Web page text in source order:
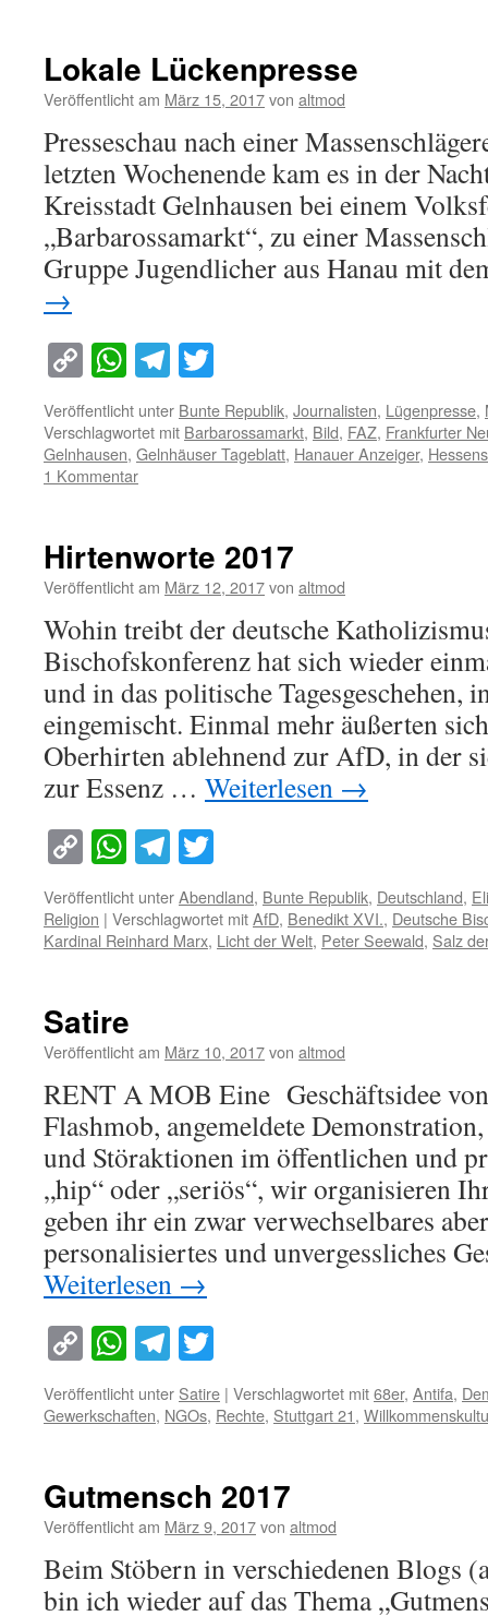
Lokale Lückenpresse
Veröffentlicht am März 15, 2017von altmod
Presseschau nach einer
letzten Wochenende kam es in der
Kreisstadt Gelnhausen bei einem
„Barbarossamarkt“, zu einer
Gruppe Jugendlicher aus Hanau mit
→
Copy
Link
WhatsApp
Telegram
Veröffentlicht unter Bunte Republik, Journalisten, Lügenpresse,
Verschlagwortet mit Barbarossamarkt, Bild, FAZ, Frankfurter
Gelnhausen, Gelnhäuser Tageblatt, Hanauer Anzeiger,
1 Kommentar
Hirtenworte 2017
Veröffentlicht am März 12, 2017von altmod
Wohin treibt der deutsche
Bischofskonferenz hat sich wieder
und in das politische Tagesgeschehen,
eingemischt. Einmal mehr äußerten
Oberhirten ablehnend zur AfD, in der
zur Essenz … Weiterlesen →
Copy
Link
WhatsApp
Telegram
Veröffentlicht unterAbendland, Bunte Republik, Deutschland,
Religion | Verschlagwortet mitAfD, Benedikt XVI., Deutsche
Kardinal Reinhard Marx, Licht der Welt, Peter Seewald, Salz
Satire
Veröffentlicht am März 10, 2017von altmod
RENT A MOB Eine Geschäftsidee
Flashmob, angemeldete
und Störaktionen im öffentlichen und
„hip“ oder „seriös“, wir organisieren
geben ihr ein zwar verwechselbares
personalisiertes und unvergessliches
Weiterlesen →
Copy
Link
WhatsApp
Telegram
Veröffentlicht unter Satire | Verschlagwortet mit68er, Antifa,
Gewerkschaften, NGOs, Rechte, Stuttgart 21,
Gutmensch 2017
Veröffentlicht am März 9, 2017von altmod
Beim Stöbern in verschiedenen Blogs
bin ich wieder auf das Thema